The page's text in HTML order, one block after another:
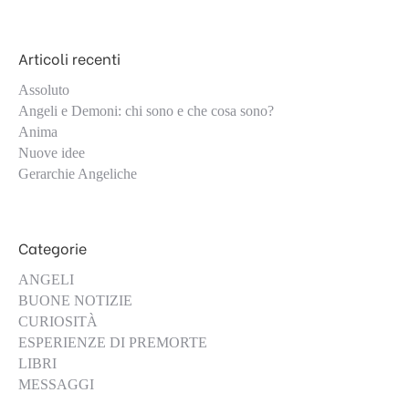
Articoli recenti
Assoluto
Angeli e Demoni: chi sono e che cosa sono?
Anima
Nuove idee
Gerarchie Angeliche
Categorie
ANGELI
BUONE NOTIZIE
CURIOSITÀ
ESPERIENZE DI PREMORTE
LIBRI
MESSAGGI